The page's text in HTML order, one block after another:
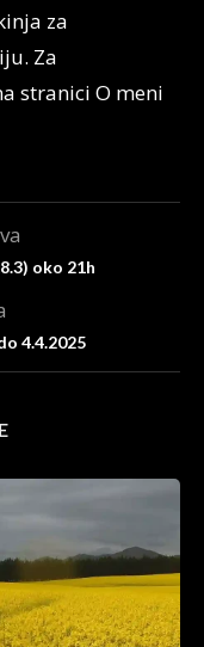
za
Za
stranici O meni
oko 21h
4.4.2025